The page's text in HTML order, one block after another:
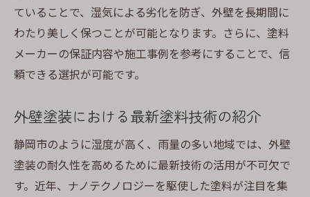
ていることで、湿気による劣化を防ぎ、外壁を長期間に
わたり美しく保つことが可能となります。さらに、塗料
メーカーの保証内容や施工事例を参考にすることで、信
頼できる選択が可能です。
外壁塗装における最新塗料技術の紹介
静岡市のように湿度が高く、雨量の多い地域では、外壁
塗装の耐久性を高めるために最新技術の活用が不可欠で
す。近年、ナノテクノロジーを駆使した塗料が注目を集